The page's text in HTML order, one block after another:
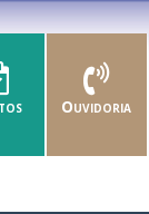
Ouvidoria